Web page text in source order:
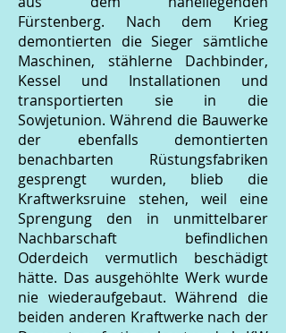
Fürstenberg. Nach dem Krieg
demontierten die Sieger sämtliche
Maschinen, stählerne Dachbinder,
Kessel und Installationen und
transportierten sie in die
Sowjetunion. Während die Bauwerke
der ebenfalls demontierten
benachbarten Rüstungsfabriken
gesprengt wurden, blieb die
Kraftwerksruine stehen, weil eine
Sprengung den in unmittelbarer
Nachbarschaft befindlichen
Oderdeich vermutlich beschädigt
hätte. Das ausgehöhlte Werk wurde
nie wiederaufgebaut. Während die
beiden anderen Kraftwerke nach der